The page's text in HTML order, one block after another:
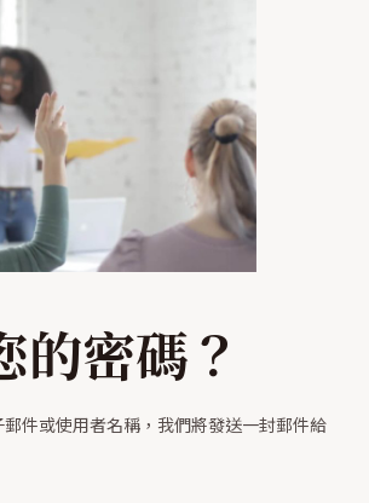
的密碼？
件或使用者名稱，我們將發送一封郵件給